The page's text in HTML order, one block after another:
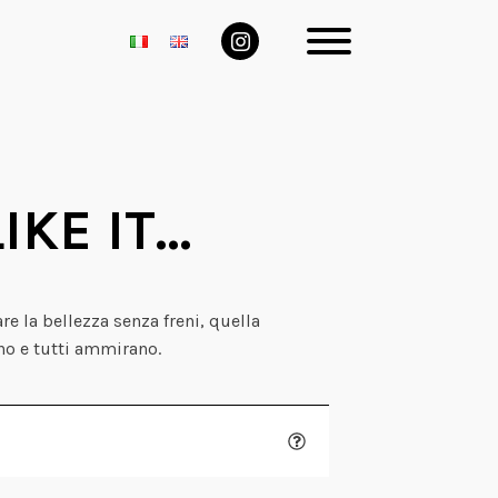
IT…
la bellezza senza freni, quella
e tutti ammirano.